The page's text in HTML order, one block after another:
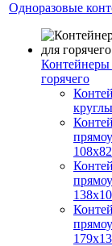
Одноразовые
горячего
108х82